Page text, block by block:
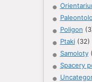
Poligon
Ptaki(32)
Samoloty
Spacery